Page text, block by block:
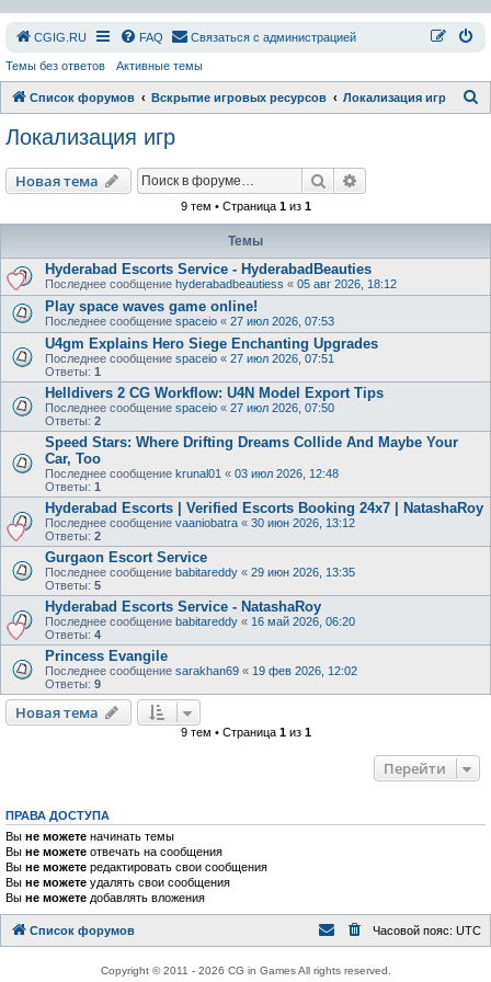
СGIG.RU FAQ Связаться с администрацией
Темы без ответов Активные темы
Список форумов Вскрытие игровых ресурсов Локализация игр
Локализация игр
Новая тема Поиск
9 тем • Страница 1из 1
Темы
Hyderabad Escorts Service - HyderabadBeauties
Последнее сообщение hyderabadbeautiess « 05 авг 2026, 18:12
Play space waves game online!
Последнее сообщение spaceio « 27 июл 2026, 07:53
U4gm Explains Hero Siege Enchanting Upgrades
Последнее сообщение spaceio « 27 июл 2026, 07:51
Ответы: 1
Helldivers 2 CG Workflow: U4N Model Export Tips
Последнее сообщение spaceio « 27 июл 2026, 07:50
Ответы: 2
Speed Stars: Where Drifting Dreams Collide And Maybe Your
Car, Too
Последнее сообщение krunal01 « 03 июл 2026, 12:48
Ответы: 1
Hyderabad Escorts | Verified Escorts Booking 24x7 | NatashaRoy
Последнее сообщение vaaniobatra « 30 июн 2026, 13:12
Ответы: 2
Gurgaon Escort Service
Последнее сообщение babitareddy « 29 июн 2026, 13:35
Ответы: 5
Hyderabad Escorts Service - NatashaRoy
Последнее сообщение babitareddy « 16 май 2026, 06:20
Ответы: 4
Princess Evangile
Последнее сообщение sarakhan69 « 19 фев 2026, 12:02
Ответы: 9
Новая тема
9 тем • Страница 1из 1
Перейти
ПРАВА ДОСТУПА
Вы не можете начинать темы
Вы не можете отвечать на сообщения
Вы не можете редактировать свои сообщения
Вы не можете удалять свои сообщения
Вы не можете добавлять вложения
Список форумов Часовой пояс: UTC
Copyright © 2011 - 2026 CG in Games All rights reserved.